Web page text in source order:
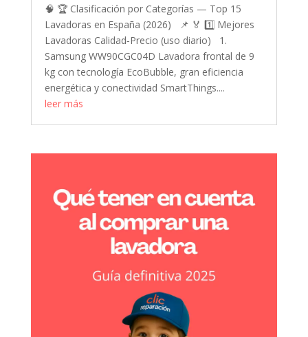
🧠 🏆 Clasificación por Categorías — Top 15
Lavadoras en España (2026) 📌 🏅 1️⃣ Mejores
Lavadoras Calidad‑Precio (uso diario) 1.
Samsung WW90CGC04D Lavadora frontal de 9
kg con tecnología EcoBubble, gran eficiencia
energética y conectividad SmartThings....
leer más